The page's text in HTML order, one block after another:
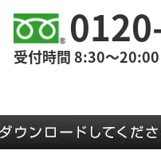
受付時間 8:30～20:00